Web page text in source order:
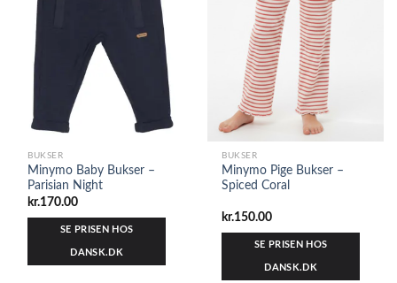
BUKSER
Minymo Baby Bukser –
Parisian Night
kr.170.00
SE PRISEN HOS
DANSK.DK
BUKSER
Minymo Pige Bukser –
Spiced Coral
kr.150.00
SE PRISEN HOS
DANSK.DK